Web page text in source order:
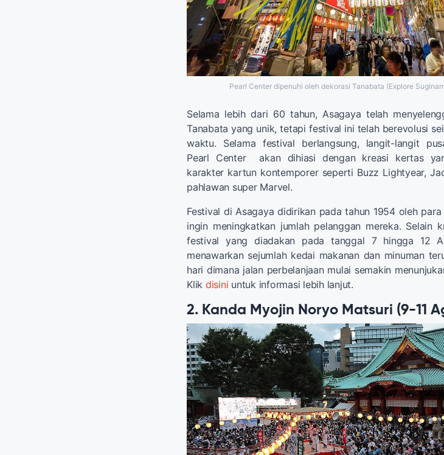
Pearl Center dipenuhi oleh dekorasi Tanabata (Explore
Selama lebih dari 60 tahun, Asagaya telah
Tanabata yang unik, tetapi festival ini telah berevolusi
waktu. Selama festival berlangsung, langit-langit
Pearl Center akan dihiasi dengan kreasi kertas
karakter kartun kontemporer seperti Buzz Lightyear,
pahlawan super Marvel.
Festival di Asagaya didirikan pada tahun 1954 oleh
ingin meningkatkan jumlah pelanggan mereka. Selain
festival yang diadakan pada tanggal 7 hingga 12
menawarkan sejumlah kedai makanan dan minuman
hari dimana jalan perbelanjaan mulai semakin
Klik disini untuk informasi lebih lanjut.
2. Kanda Myojin Noryo Matsuri (9-11